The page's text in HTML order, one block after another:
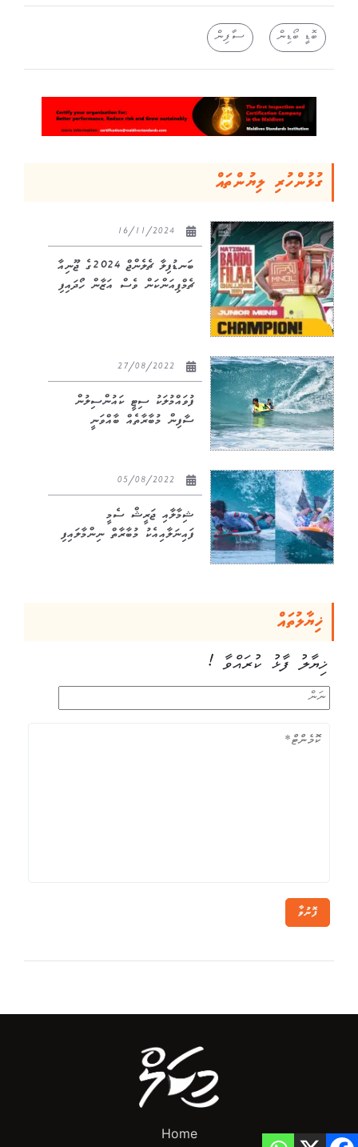
ބޮޑީ ބޯޑިން ސާފިން
ގުޅުންހުރި ލިޔުންތައް
ބަނޑުފިލާ ޗެލެންޖް 2024ގެ ޖޫނިއާ
ޗެމްޕިއަންކަން ވެސް އަޒާން ހޯދައިފި
ފުވައްމުލަކު ސިޓީ ކައުންސިލުން
ސާފިން މުބާރާތެއް ބާއްވަނީ
ޝިމާލާއި ޖަރީޝް ސެމީ
ފައިނަލާއިއެކު މުބާރާތް ނިންމާލައިފި
ޚިޔާލުތައް
ޚިޔާލު ފާޅު ކުރައްވާ !
ފޮނުވާ
Home